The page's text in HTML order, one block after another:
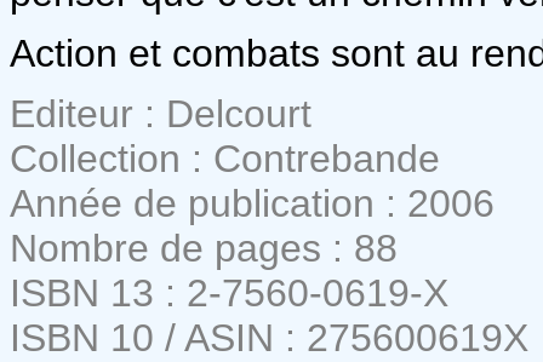
Action et combats sont au
Editeur : Delcourt
Collection : Contrebande
Année de publication : 2006
Nombre de pages : 88
ISBN 13 : 2-7560-0619-X
ISBN 10 / ASIN : 275600619X